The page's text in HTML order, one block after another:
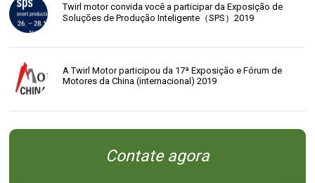
Twirl motor convida você a participar da Exposição de
Soluções de Produção Inteligente（SPS）2019
A Twirl Motor participou da 17ª Exposição e Fórum de
Motores da China (internacional) 2019
Contate agora